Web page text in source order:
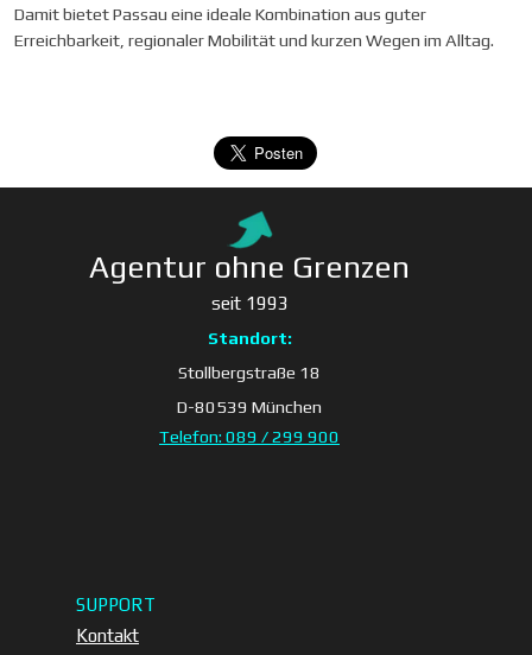
Damit bietet Passau eine ideale Kombination aus guter
Erreichbarkeit, regionaler Mobilität und kurzen Wegen im Alltag.
SUPPORT
Kontakt
Agentur ohne Grenzen
seit 1993
Standort:
Stollbergstraße 18
D-80539 München
Telefon: 089 / 299 900